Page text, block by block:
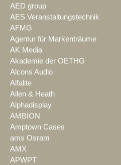
AED group
AES Veranstaltungstechnik
AFMG
Agentur für Markenträume
AK Media
Akademie der OETHG
Alcons Audio
Alfalite
Allen & Heath
Alphadisplay
AMBION
Amptown Cases
ams Osram
AMX
APWPT